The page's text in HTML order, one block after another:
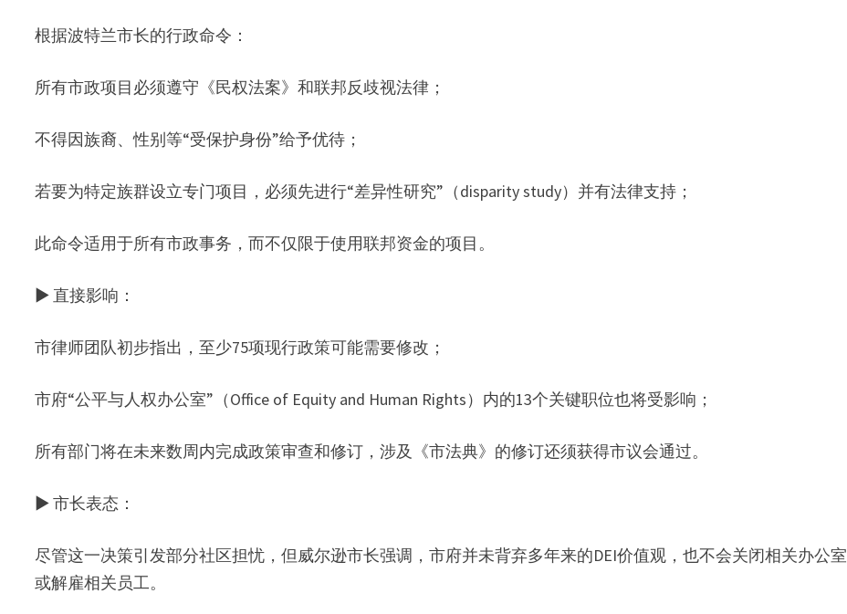
根据波特兰市长的行政命令：
所有市政项目必须遵守《民权法案》和联邦反歧视法律；
不得因族裔、性别等“受保护身份”给予优待；
若要为特定族群设立专门项目，必须先进行“差异性研究”（disparity study）并有法律支持；
此命令适用于所有市政事务，而不仅限于使用联邦资金的项目。
▶ 直接影响：
市律师团队初步指出，至少75项现行政策可能需要修改；
市府“公平与人权办公室”（Office of Equity and Human Rights）内的13个关键职位也将受影响；
所有部门将在未来数周内完成政策审查和修订，涉及《市法典》的修订还须获得市议会通过。
▶ 市长表态：
尽管这一决策引发部分社区担忧，但威尔逊市长强调，市府并未背弃多年来的DEI价值观，也不会关闭相关办公室
或解雇相关员工。